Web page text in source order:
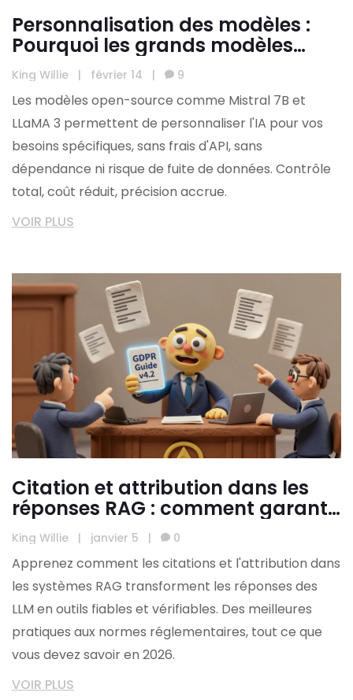
Personnalisation des modèles :
Pourquoi les grands modèles
linguistiques open-source offrent
un contrôle total
King Willie | février 14 | 9
Les modèles open-source comme Mistral 7B et
LLaMA 3 permettent de personnaliser l'IA pour vos
besoins spécifiques, sans frais d'API, sans
dépendance ni risque de fuite de données. Contrôle
total, coût réduit, précision accrue.
VOIR PLUS
Citation et attribution dans les
réponses RAG : comment garantir
la fiabilité des LLM
King Willie | janvier 5 | 0
Apprenez comment les citations et l'attribution dans
les systèmes RAG transforment les réponses des
LLM en outils fiables et vérifiables. Des meilleures
pratiques aux normes réglementaires, tout ce que
vous devez savoir en 2026.
VOIR PLUS